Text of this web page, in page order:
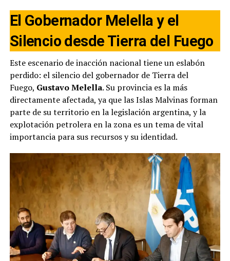
El Gobernador Melella y el
Silencio desde Tierra del Fuego
Este escenario de inacción nacional tiene un eslabón
perdido: el silencio del gobernador de Tierra del
Fuego, Gustavo Melella. Su provincia es la más
directamente afectada, ya que las Islas Malvinas forman
parte de su territorio en la legislación argentina, y la
explotación petrolera en la zona es un tema de vital
importancia para sus recursos y su identidad.